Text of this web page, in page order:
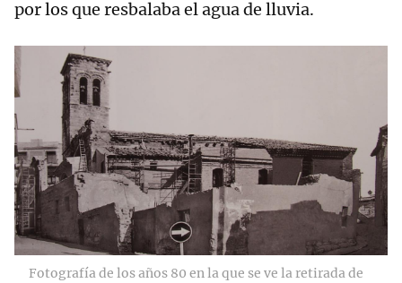
por los que resbalaba el agua de lluvia.
Fotografía de los años 80 en la que se ve la retirada de